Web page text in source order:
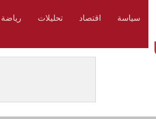
سياسة اقتصاد تحليلات رياضة